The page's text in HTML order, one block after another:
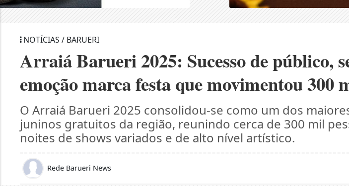
NOTÍCIAS / BARUERI
Arraiá Barueri 2025: Sucesso de público,
emoção marca festa que movimentou 300
O Arraiá Barueri 2025 consolidou-se como um dos
juninos gratuitos da região, reunindo cerca de 300 mil
noites de shows variados e de alto nível artístico.
Rede Barueri News